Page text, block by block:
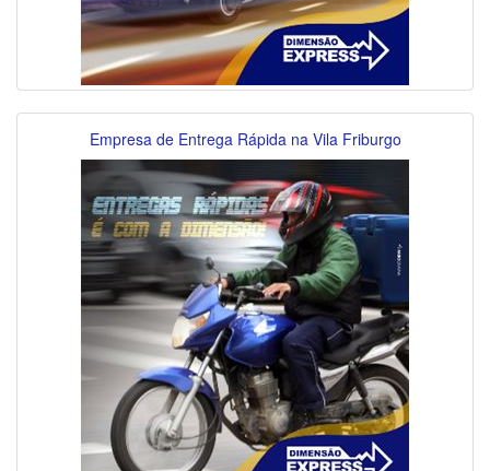
Empresa de Entrega Rápida na Vila Friburgo